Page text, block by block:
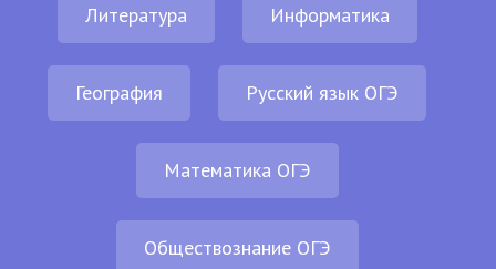
Литература Информатика
География Русский язык ОГЭ
Математика ОГЭ
Обществознание ОГЭ